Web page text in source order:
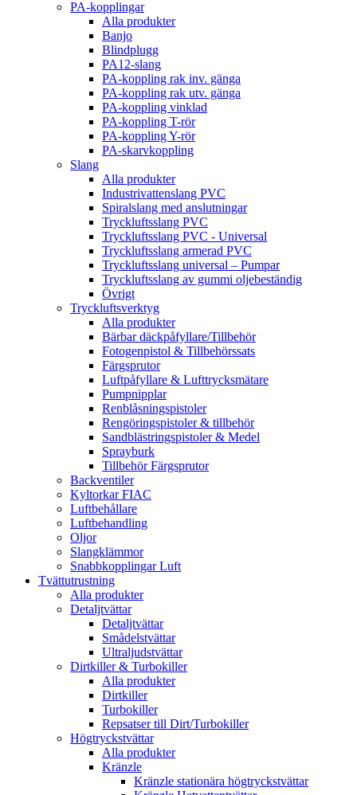
PA-kopplingar
Alla produkter
Banjo
Blindplugg
PA12-slang
PA-koppling rak inv. gänga
PA-koppling rak utv. gänga
PA-koppling vinklad
PA-koppling T-rör
PA-koppling Y-rör
PA-skarvkoppling
Slang
Alla produkter
Industrivattenslang PVC
Spiralslang med anslutningar
Tryckluftsslang PVC
Tryckluftsslang PVC - Universal
Tryckluftsslang armerad PVC
Tryckluftsslang universal – Pumpar
Tryckluftsslang av gummi oljebeständig
Övrigt
Tryckluftsverktyg
Alla produkter
Bärbar däckpåfyllare/Tillbehör
Fotogenpistol & Tillbehörssats
Färgsprutor
Luftpåfyllare & Lufttrycksmätare
Pumpnipplar
Renblåsningspistoler
Rengöringspistoler & tillbehör
Sandblästringspistoler & Medel
Sprayburk
Tillbehör Färgsprutor
Backventiler
Kyltorkar FIAC
Luftbehållare
Luftbehandling
Oljor
Slangklämmor
Snabbkopplingar Luft
Tvättutrustning
Alla produkter
Detaljtvättar
Detaljtvättar
Smådelstvättar
Ultraljudstvättar
Dirtkiller & Turbokiller
Alla produkter
Dirtkiller
Turbokiller
Repsatser till Dirt/Turbokiller
Högtryckstvättar
Alla produkter
Kränzle
Kränzle stationära högtryckstvättar